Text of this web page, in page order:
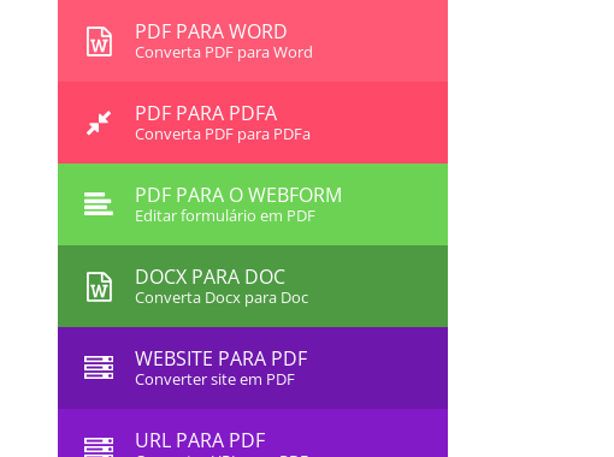
PDF PARA WORD
Converta PDF para Word
PDF PARA PDFA
Converta PDF para PDFa
PDF PARA O WEBFORM
Editar formulário em PDF
DOCX PARA DOC
Converta Docx para Doc
WEBSITE PARA PDF
Converter site em PDF
URL PARA PDF